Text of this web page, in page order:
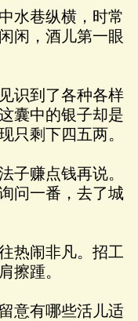
水巷纵横，时常
闲，酒儿第一眼
识到了各种各样
囊中的银子却是
只剩下四五两。
子赚点钱再说。
问一番，去了城
热闹非凡。招工
擦踵。
意有哪些活儿适